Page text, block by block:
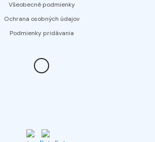
Všeobecné podmienky
Ochrana osobných údajov
Podmienky pridávania